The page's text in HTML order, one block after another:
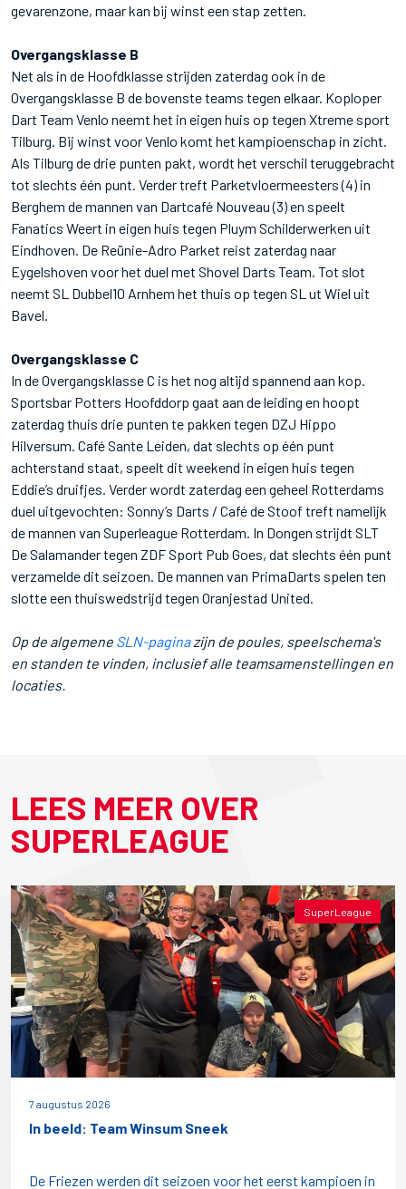
gevarenzone, maar kan bij winst een stap zetten.
Overgangsklasse B
Net als in de Hoofdklasse strijden zaterdag ook in de
Overgangsklasse B de bovenste teams tegen elkaar. Koploper
Dart Team Venlo neemt het in eigen huis op tegen Xtreme sport
Tilburg. Bij winst voor Venlo komt het kampioenschap in zicht.
Als Tilburg de drie punten pakt, wordt het verschil teruggebracht
tot slechts één punt. Verder treft Parketvloermeesters (4) in
Berghem de mannen van Dartcafé Nouveau (3) en speelt
Fanatics Weert in eigen huis tegen Pluym Schilderwerken uit
Eindhoven. De Reünie-Adro Parket reist zaterdag naar
Eygelshoven voor het duel met Shovel Darts Team. Tot slot
neemt SL Dubbel10 Arnhem het thuis op tegen SL ut Wiel uit
Bavel.
Overgangsklasse C
In de Overgangsklasse C is het nog altijd spannend aan kop.
Sportsbar Potters Hoofddorp gaat aan de leiding en hoopt
zaterdag thuis drie punten te pakken tegen DZJ Hippo
Hilversum. Café Sante Leiden, dat slechts op één punt
achterstand staat, speelt dit weekend in eigen huis tegen
Eddie’s druifjes. Verder wordt zaterdag een geheel Rotterdams
duel uitgevochten: Sonny’s Darts / Café de Stoof treft namelijk
de mannen van Superleague Rotterdam. In Dongen strijdt SLT
De Salamander tegen ZDF Sport Pub Goes, dat slechts één punt
verzamelde dit seizoen. De mannen van PrimaDarts spelen ten
slotte een thuiswedstrijd tegen Oranjestad United.
Op de algemene SLN-paginazijn de poules, speelschema's
en standen te vinden, inclusief alle teamsamenstellingen en
locaties.
LEES MEER OVER
SUPERLEAGUE
SuperLeague
7 augustus 2026
In beeld: Team Winsum Sneek
De Friezen werden dit seizoen voor het eerst kampioen in